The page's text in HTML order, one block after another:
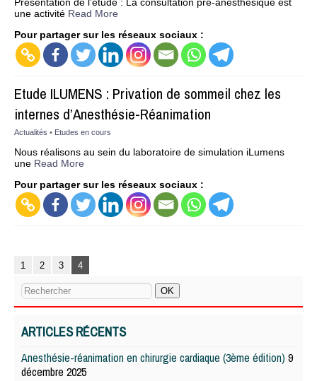
une activité Read More
Pour partager sur les réseaux sociaux :
Etude ILUMENS : Privation de sommeil chez les
internes d’Anesthésie-Réanimation
Actualités • Etudes en cours
Nous réalisons au sein du laboratoire de simulation iLumens
une Read More
Pour partager sur les réseaux sociaux :
1 2 3 4
ARTICLES RÉCENTS
Anesthésie-réanimation en chirurgie cardiaque (3ème édition) 9
décembre 2025